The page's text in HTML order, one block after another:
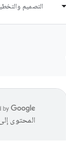
التصميم
المحتوى